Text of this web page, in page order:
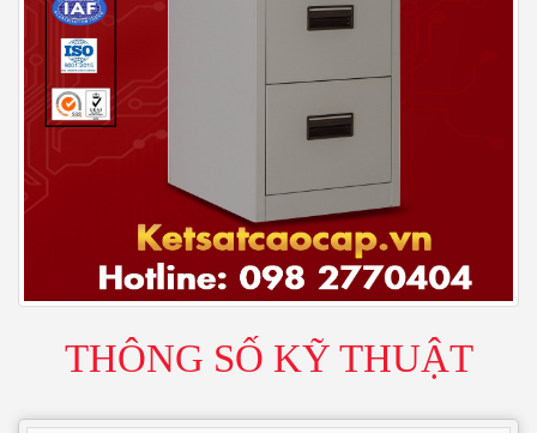
THÔNG SỐ KỸ THUẬT